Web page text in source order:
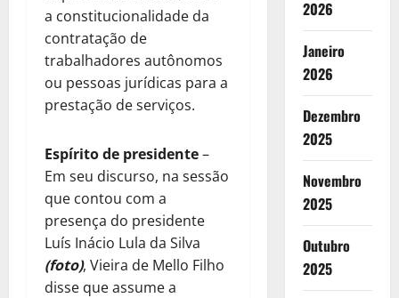
a constitucionalidade da
contratação de
trabalhadores autônomos
ou pessoas jurídicas para a
prestação de serviços.
Espírito de presidente–
Em seu discurso, na sessão
que contou com a
presença do presidente
Luís Inácio Lula da Silva
(foto), Vieira de Mello Filho
disse que assume a
2026
Janeiro
2026
Dezembro
2025
Novembro
2025
Outubro
2025